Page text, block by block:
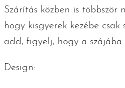
Szárítás közben is többször
hogy kisgyerek kezébe
add, figyelj, hogy a szájába
Design: